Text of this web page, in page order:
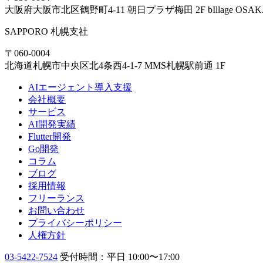
大阪府大阪市北区鶴野町4-11 朝日プラザ梅田 2F bIllage
SAPPORO 札幌支社
〒060-0004
北海道札幌市中央区北4条西4-1-7 MMS札幌駅前通 1F
AIエージェント導入支援
会社概要
サービス
AI開発実績
Flutter開発
Go開発
コラム
ブログ
採用情報
フリーランス
お問い合わせ
プライバシーポリシー
人権方針
03-5422-7524 受付時間：平日 10:00〜17:00